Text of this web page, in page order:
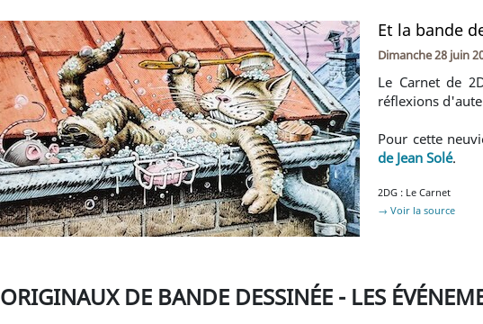
Et la bande
Dimanche 28 juin
Le Carnet de
réflexions
Pour cette
de Jean Solé.
2DG : Le Carnet
→ Voir la source
ORIGINAUX DE BANDE DESSINÉE - LES